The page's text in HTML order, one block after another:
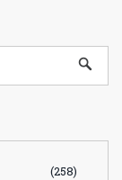
(258)